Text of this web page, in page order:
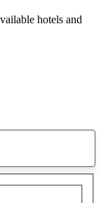
hotels and